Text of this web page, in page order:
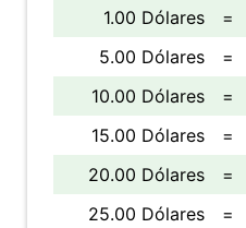
1.00 Dólares =
5.00 Dólares
=
10.00 Dólares
=
15.00 Dólares
=
20.00 Dólares
=
25.00 Dólares
=